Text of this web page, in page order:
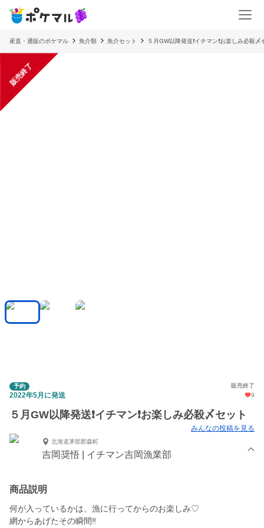
産直・通販のポケマル 魚介類 魚介セット ５月GW以降発送❗イチマン❗お楽しみ必殺〆
販売終了
予約 販売終了
2022年5月に発送 9
５月GW以降発送❗イチマン❗お楽しみ必殺〆セット
みんなの投稿を見る
北海道茅部郡森町
吉岡奨悟 | イチマン吉岡漁業部
商品説明
何が入っているかは、漁に行ってからのお楽しみ♡
網からあげたその瞬間‼️